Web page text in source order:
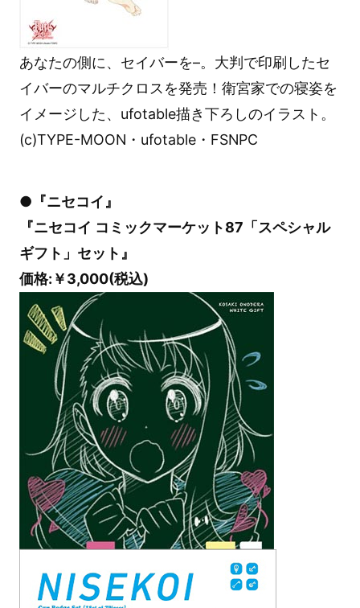
あなたの側に、セイバーを–。大判で印刷したセ
イバーのマルチクロスを発売！衛宮家での寝姿を
イメージした、ufotable描き下ろしのイラスト。
(c)TYPE-MOON・ufotable・FSNPC
●『ニセコイ』
『ニセコイ コミックマーケット87「スペシャル
ギフト」セット』
価格:￥3,000(税込)